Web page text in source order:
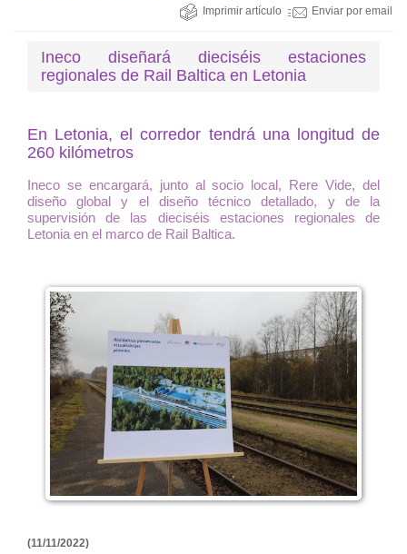
Imprimir artículo Enviar por email
Ineco diseñará dieciséis estaciones
regionales de Rail Baltica en Letonia
En Letonia, el corredor tendrá una longitud de
260 kilómetros
Ineco se encargará, junto al socio local, Rere Vide, del
diseño global y el diseño técnico detallado, y de la
supervisión de las dieciséis estaciones regionales de
Letonia en el marco de Rail Baltica.
(11/11/2022)